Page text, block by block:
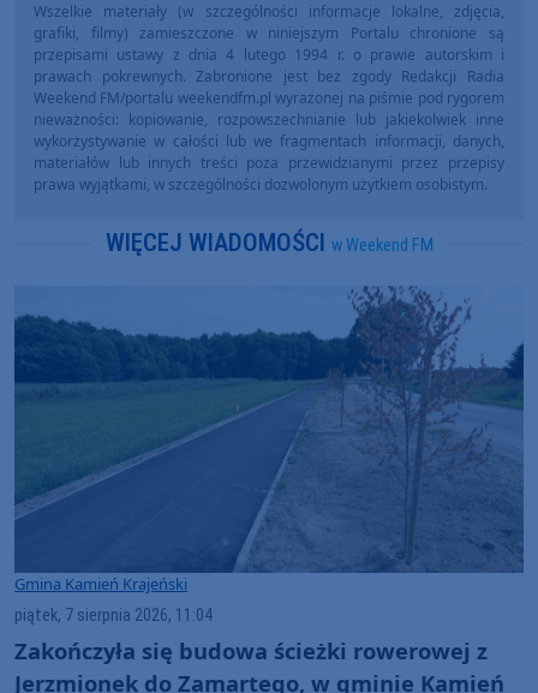
Wszelkie materiały (w szczególności informacje lokalne, zdjęcia,
grafiki, filmy) zamieszczone w niniejszym Portalu chronione są
przepisami ustawy z dnia 4 lutego 1994 r. o prawie autorskim i
prawach pokrewnych. Zabronione jest bez zgody Redakcji Radia
Weekend FM/portalu weekendfm.pl wyrażonej na piśmie pod rygorem
nieważności: kopiowanie, rozpowszechnianie lub jakiekolwiek inne
wykorzystywanie w całości lub we fragmentach informacji, danych,
materiałów lub innych treści poza przewidzianymi przez przepisy
prawa wyjątkami, w szczególności dozwolonym użytkiem osobistym.
WIĘCEJ WIADOMOŚCI w Weekend FM
Gmina Kamień Krajeński
piątek, 7 sierpnia 2026, 11:04
Zakończyła się budowa ścieżki rowerowej z
Jerzmionek do Zamartego, w gminie Kamień